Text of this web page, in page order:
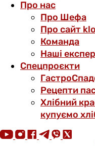
Про нас
Про Шефа
Про сайт
Команда
Наші
Спецпроєкти
Рецепти
Хлібний
купуємо